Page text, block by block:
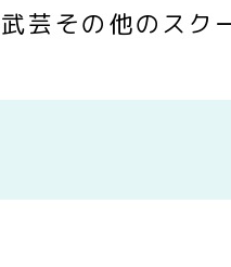
芸その他のスク